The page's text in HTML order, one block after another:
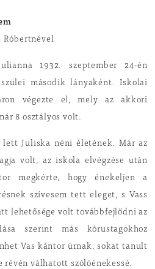
Róbertnével
1932. szeptember 24-én
második lányaként. Iskolai
végezte el, mely az akkori
8 osztályos volt.
lett Juliska néni életének. Már az
volt, az iskola elvégzése után
megkérte, hogy énekeljen a
szívesem tett eleget, s Vass
lehetősége volt továbbfejlődni az
szerint más kórustagokhoz
Vas kántor úrnak, sokat tanult
révén válhatott szólóénekessé.